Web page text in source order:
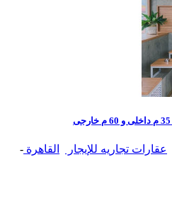
عقارات تجاريه للإيجار القاهرة -